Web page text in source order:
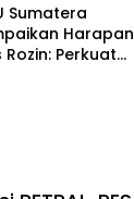
Sumatera
Harapan
Perkuat